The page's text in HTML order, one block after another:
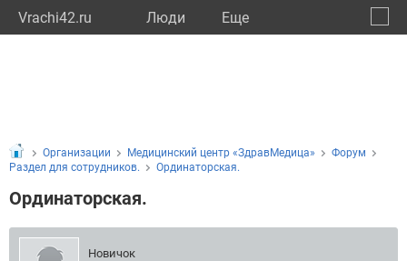
Vrachi42.ru Люди Eще
Организации Медицинский центр «ЗдравМедица»
Форум
Раздел для сотрудников.
Ординаторская.
Ординаторская.
Новичок